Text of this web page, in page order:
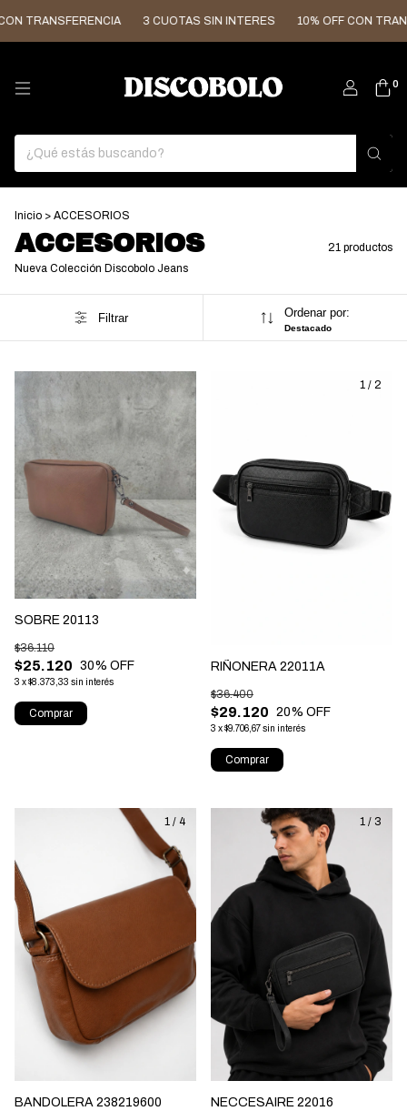
3 CUOTAS SIN INTERES 10% OFF CON
0
Inicio > ACCESORIOS
ACCESORIOS
21 productos
Nueva Colección Discobolo Jeans
Filtrar Ordenar por:
Destacado
SOBRE 20113
$25.120
$36.110
30% OFF
3 x$8.373,33 sin interés
Comprar
1 / 2
RIÑONERA 22011A
$29.120
$36.400
20% OFF
3 x$9.706,67sin interés
Comprar
1 / 4
BANDOLERA 238219600
1 / 3
NECCESAIRE 22016